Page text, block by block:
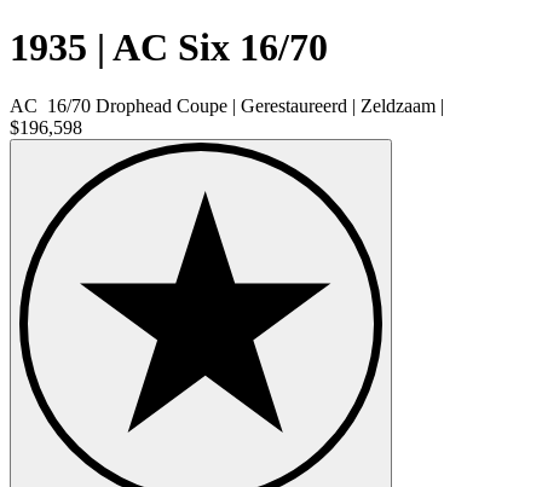
1935 | AC Six 16/70
AC 16/70 Drophead Coupe | Gerestaureerd | Zeldzaam |
$196,598